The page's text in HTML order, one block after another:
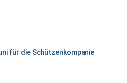
für die Schützenkompanie